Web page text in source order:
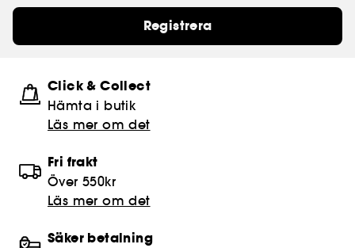
Registrera
Click & Collect
Hämta i butik​
Läs mer om det
Fri frakt
Över 550kr
Läs mer om det
Säker betalning